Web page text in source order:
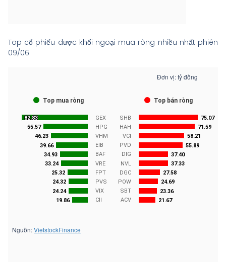
Top cổ phiếu được khối ngoại mua ròng nhiều nhất phiên
09/06